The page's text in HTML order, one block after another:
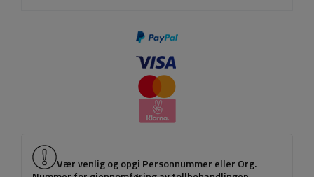
Vær venlig og opgi Personnummer eller Org.